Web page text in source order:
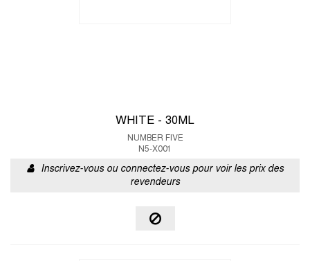
WHITE - 30ML
NUMBER FIVE
N5-X001
Inscrivez-vous ou connectez-vous pour voir les prix des
revendeurs